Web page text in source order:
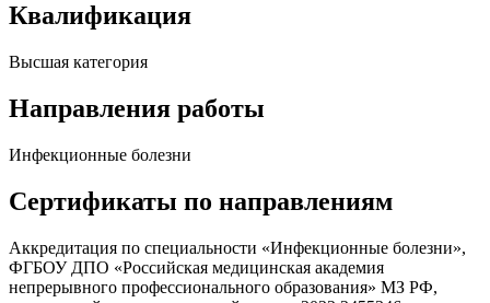
Квалификация
Высшая категория
Направления работы
Инфекционные болезни
Сертификаты по направлениям
Аккредитация по специальности «Инфекционные болезни»,
ФГБОУ ДПО «Российская медицинская академия
непрерывного профессионального образования» МЗ РФ,